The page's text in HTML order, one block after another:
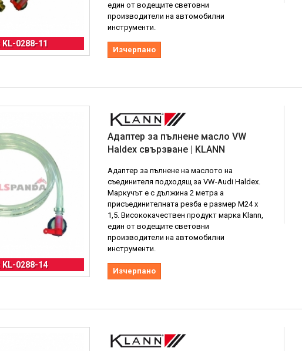
KL-0288-11
един от водещите световни
производители на автомобилни
инструменти.
Изчерпано
KL-0288-14
Адаптер за пълнене масло VW
Haldex свързване | KLANN
Адаптер за пълнене на маслото на
съединителя подходящ за VW-Audi Haldex.
Маркучът е с дължина 2 метра а
присъединителната резба е размер M24 x
1,5. Висококачествен продукт марка Klann,
един от водещите световни
производители на автомобилни
инструменти.
Изчерпано